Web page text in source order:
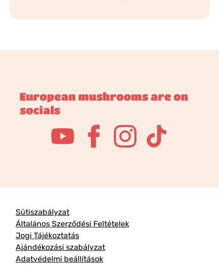
European mushrooms are on
socials
Sütiszabályzat
Általános Szerződési Feltételek
Jogi Tájékoztatás
Ajándékozási szabályzat
Adatvédelmi beállítások